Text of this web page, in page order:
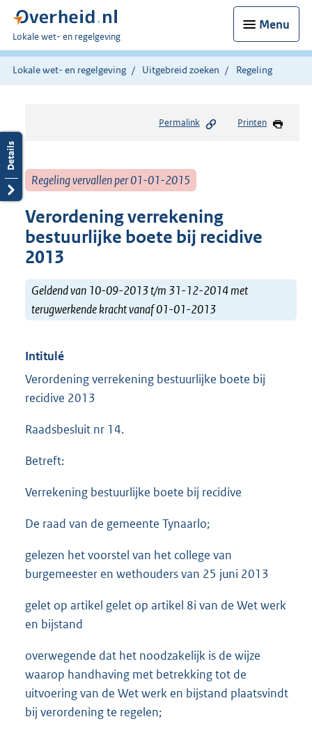
Menu
U
bent
hier:
Lokale wet- en regelgeving
Lokale wet- en regelgeving Uitgebreid zoeken Regeling
Permalink Printen
Regeling vervallen per 01-01-2015
Verordening verrekening
bestuurlijke boete bij recidive
2013
Geldend van 10-09-2013 t/m 31-12-2014 met
terugwerkende kracht vanaf 01-01-2013
Intitulé
Verordening verrekening bestuurlijke boete bij
recidive 2013
Raadsbesluit nr 14.
Betreft:
Verrekening bestuurlijke boete bij recidive
De raad van de gemeente Tynaarlo;
gelezen het voorstel van het college van
burgemeester en wethouders van 25 juni 2013
gelet op artikel gelet op artikel 8i van de Wet werk
en bijstand
overwegende dat het noodzakelijk is de wijze
waarop handhaving met betrekking tot de
uitvoering van de Wet werk en bijstand plaatsvindt
bij verordening te regelen;